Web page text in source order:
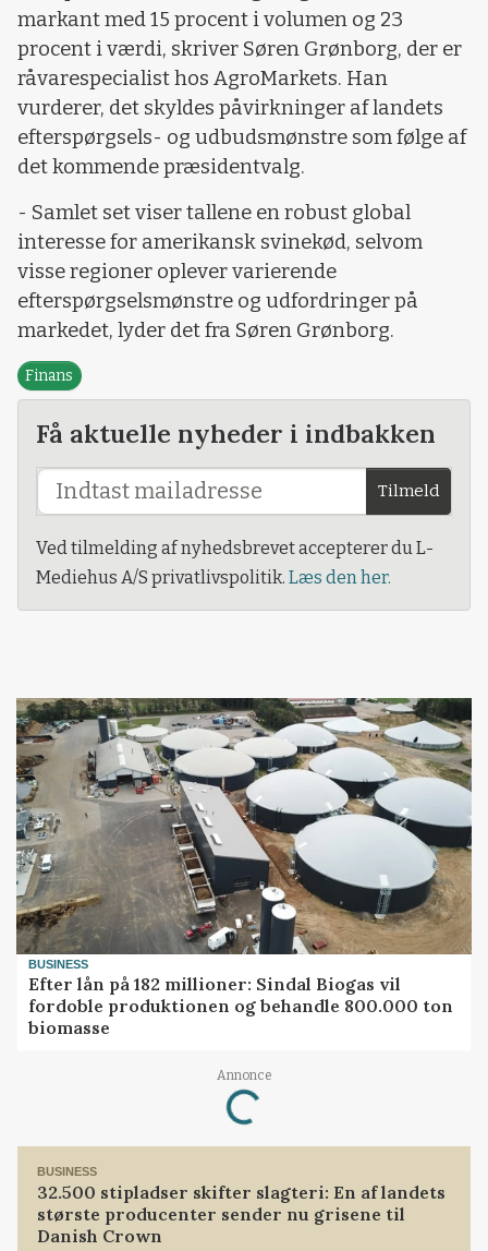
markant med 15 procent i volumen og 23
procent i værdi, skriver Søren Grønborg, der er
råvarespecialist hos AgroMarkets. Han
vurderer, det skyldes påvirkninger af landets
efterspørgsels- og udbudsmønstre som følge af
det kommende præsidentvalg.
- Samlet set viser tallene en robust global
interesse for amerikansk svinekød, selvom
visse regioner oplever varierende
efterspørgselsmønstre og udfordringer på
markedet, lyder det fra Søren Grønborg.
Finans
Få aktuelle nyheder i indbakken
Tilmeld
Ved tilmelding af nyhedsbrevet accepterer du L-
Mediehus A/S privatlivspolitik. Læs den her.
BUSINESS
Efter lån på 182 millioner: Sindal Biogas vil
fordoble produktionen og behandle 800.000 ton
biomasse
Annonce
Loading...
BUSINESS
32.500 stipladser skifter slagteri: En af landets
største producenter sender nu grisene til
Danish Crown